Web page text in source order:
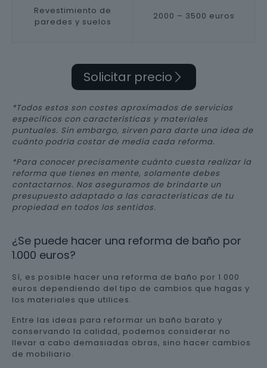
Revestimiento de
paredes y suelos
2000 – 3500 euros
Solicitar precio
*Todos estos son costes aproximados de servicios
específicos con características y materiales
puntuales. Sin embargo, sirven para darte una idea de
cuánto podría costar de media cada reforma.
*Para conocer precisamente cuánto cuesta realizar la
reforma que tienes en mente, solamente debes
contactarnos. Nos aseguramos de brindarte un
presupuesto adaptado a las características de tu
propiedad en todos los sentidos.
¿Se puede hacer una reforma de baño por
1.000 euros?
Sí, es posible hacer una reforma de baño por 1.000
euros dependiendo del tipo de cambios que hagas y
los materiales que utilices.
Entre las ideas para reformar un baño barato y
conservando la calidad, podemos considerar no
llevar a cabo demasiadas obras, sino hacer cambios
de mobiliario.